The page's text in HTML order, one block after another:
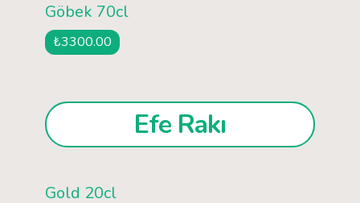
Göbek 70cl
₺3300.00
Efe Rakı
Gold 20cl